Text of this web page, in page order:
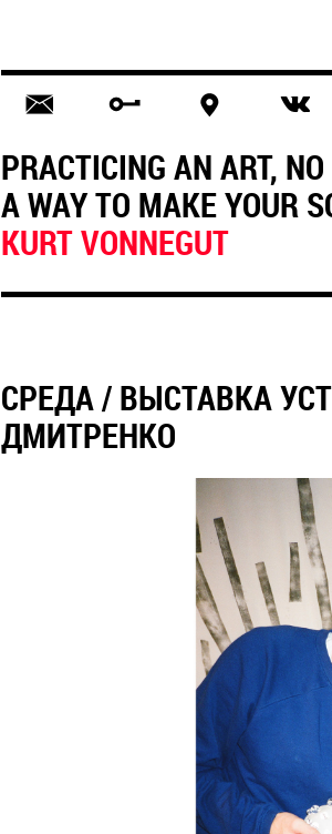
PRACTICING AN ART,
A WAY TO MAKE YOUR
KURT VONNEGUT
СРЕДА / ВЫСТАВКА
ДМИТРЕНКО